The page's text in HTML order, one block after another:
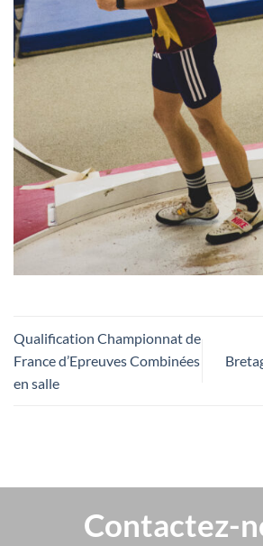
Qualification Championnat de
France d’Epreuves Combinées
en salle
Contactez-